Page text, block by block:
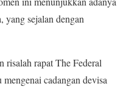
yang sejalan dengan
risalah rapat The Federal
cadangan devisa